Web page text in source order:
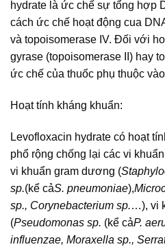
hydrate là ức chế sự tổng hợp
cách ức chế hoạt động cua
và topoisomerase IV. Đối với
gyrase (topoisomerase II) hay
ức chế của thuốc phụ thuộc
Hoạt tính kháng khuẩn:
Levofloxacin hydrate có hoạt
phổ rộng chống lại các vi
vi khuẩn gram dương (
sp.(kể cảS. pneumoniae),
sp., Corynebacterium sp.…), vi
(Pseudomonas sp. (kể cảP.
influenzae, Moraxella sp.,